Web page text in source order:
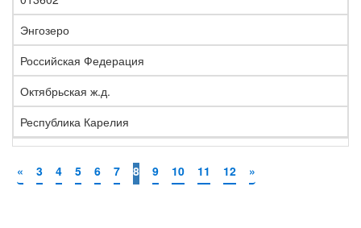
Энгозеро
Российская Федерация
Октябрьская ж.д.
Республика Карелия
« 3 4 5 6 7 8 9 10 11 12 »